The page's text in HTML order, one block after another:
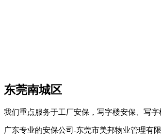
东莞南城区
我们重点服务于工厂安保，写字楼安保、写字
广东专业的安保公司-东莞市美邦物业管理有